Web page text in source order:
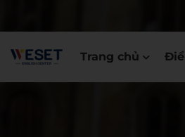
Trang chủ